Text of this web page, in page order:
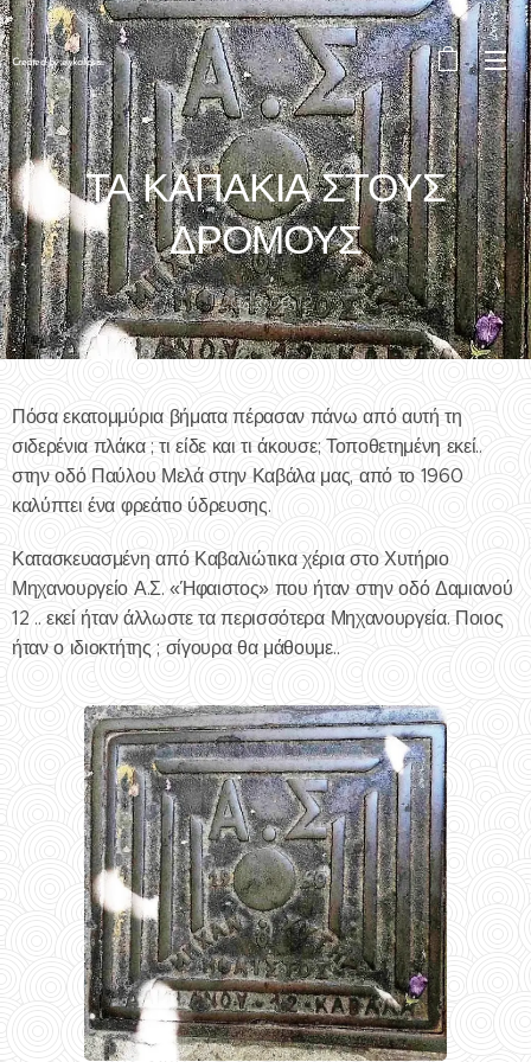
Created by eykalipsis
ΤΑ ΚΑΠΑΚΙΑ ΣΤΟΥΣ
ΔΡΟΜΟΥΣ
2022-03-12
Πόσα εκατομμύρια βήματα πέρασαν πάνω από αυτή τη
σιδερένια πλάκα ; τι είδε και τι άκουσε; Τοποθετημένη εκεί..
στην οδό Παύλου Μελά στην Καβάλα μας, από το 1960
καλύπτει ένα φρεάτιο ύδρευσης.
Κατασκευασμένη από Καβαλιώτικα χέρια στο Χυτήριο
Μηχανουργείο Α.Σ. «Ήφαιστος» που ήταν στην οδό Δαμιανού
12 .. εκεί ήταν άλλωστε τα περισσότερα Μηχανουργεία. Ποιος
ήταν ο ιδιοκτήτης ; σίγουρα θα μάθουμε..